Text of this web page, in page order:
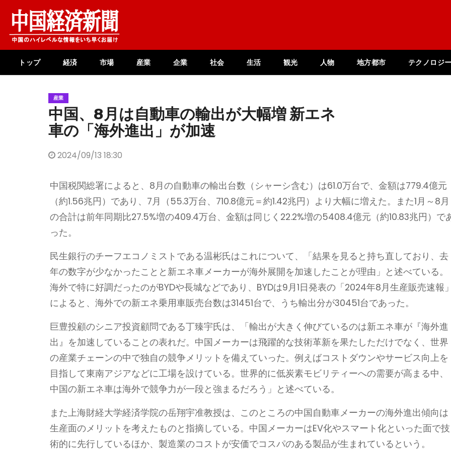
content
トップ 経済 市場 産業 企業 社会 生活 観光 人物 地方都市 テクノロジ
産業
中国、8月は自動車の輸出が大幅増 新エネ
車の「海外進出」が加速
2024/09/13 18:30
中国税関総署によると、8月の自動車の輸出台数（シャーシ含む）は61.0万台で、金額は779.4億元
（約1.56兆円）であり、7月（55.3万台、710.8億元＝約1.42兆円）より大幅に増えた。また1月～8月
の合計は前年同期比27.5%増の409.4万台、金額は同じく22.2%増の5408.4億元（約10.83兆円）で
った。
民生銀行のチーフエコノミストである温彬氏はこれについて、「結果を見ると持ち直しており、去
年の数字が少なかったことと新エネ車メーカーが海外展開を加速したことが理由」と述べている。
海外で特に好調だったのがBYDや長城などであり、BYDは9月1日発表の「2024年8月生産販売速報
によると、海外での新エネ乗用車販売台数は31451台で、うち輸出分が30451台であった。
巨豊投顧のシニア投資顧問である丁臻宇氏は、「輸出が大きく伸びているのは新エネ車が『海外進
出』を加速していることの表れだ。中国メーカーは飛躍的な技術革新を果たしただけでなく、世界
の産業チェーンの中で独自の競争メリットを備えていった。例えばコストダウンやサービス向上を
目指して東南アジアなどに工場を設けている。世界的に低炭素モビリティーへの需要が高まる中、
中国の新エネ車は海外で競争力が一段と強まるだろう」と述べている。
また上海財経大学経済学院の岳翔宇准教授は、このところの中国自動車メーカーの海外進出傾向は
生産面のメリットを考えたものと指摘している。中国メーカーはEV化やスマート化といった面で技
術的に先行しているほか、製造業のコストが安価でコスパのある製品が生まれているという。